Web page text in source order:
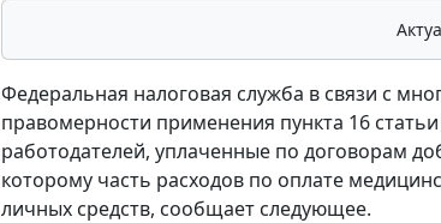
Федеральная налоговая служба в связи с
правомерности применения пункта 16
работодателей, уплаченные по договорам
которому часть расходов по оплате
личных средств, сообщает следующее.